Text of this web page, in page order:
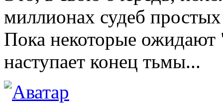
миллионах судеб
Пока некоторые ожидают
наступает конец тьмы...